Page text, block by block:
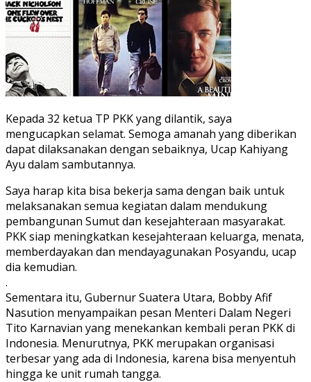
Kepada 32 ketua TP PKK yang dilantik, saya
mengucapkan selamat. Semoga amanah yang diberikan
dapat dilaksanakan dengan sebaiknya, Ucap Kahiyang
Ayu dalam sambutannya.
Saya harap kita bisa bekerja sama dengan baik untuk
melaksanakan semua kegiatan dalam mendukung
pembangunan Sumut dan kesejahteraan masyarakat.
PKK siap meningkatkan kesejahteraan keluarga, menata,
memberdayakan dan mendayagunakan Posyandu, ucap
dia kemudian.
.
Sementara itu, Gubernur Suatera Utara, Bobby Afif
Nasution menyampaikan pesan Menteri Dalam Negeri
Tito Karnavian yang menekankan kembali peran PKK di
Indonesia. Menurutnya, PKK merupakan organisasi
terbesar yang ada di Indonesia, karena bisa menyentuh
hingga ke unit rumah tangga.